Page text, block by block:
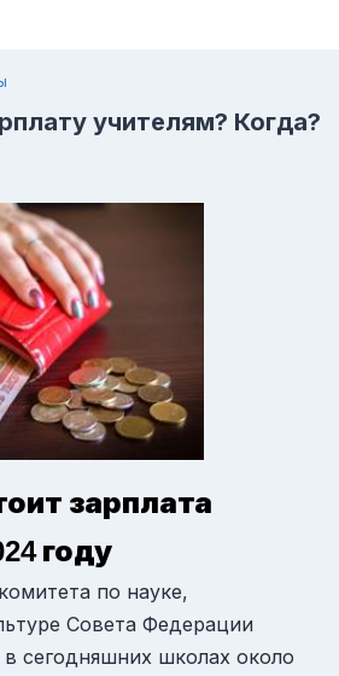
учителям? Когда?
зарплата
году
по науке,
Совета Федерации
сегодняшних школах около